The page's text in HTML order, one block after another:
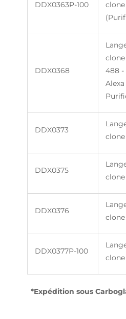
DDX0363P-100
clone
DDX0368
clone
488 -
DDX0373
clone
DDX0375
clone
DDX0376
clone
DDX0377P-100
clone
*Expédition sous